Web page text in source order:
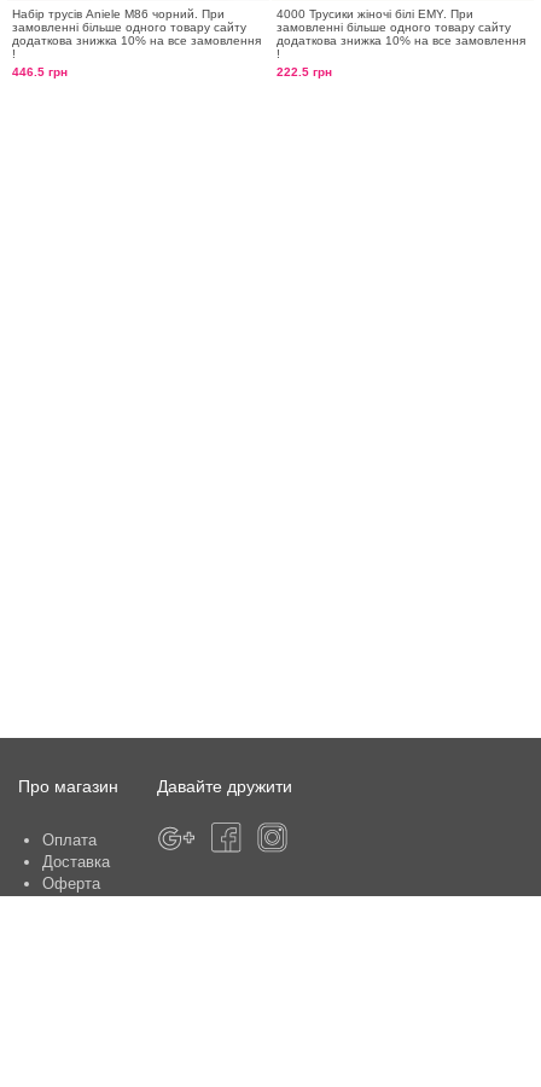
Набір трусів Aniele М86 чорний. При
замовленні більше одного товару сайту
додаткова знижка 10% на все замовлення
!
446.5 грн
4000 Трусики жіночі білі EMY. При
замовленні більше одного товару сайту
додаткова знижка 10% на все замовлення
!
222.5 грн
Про магазин
Оплата
Доставка
Оферта
Давайте дружити